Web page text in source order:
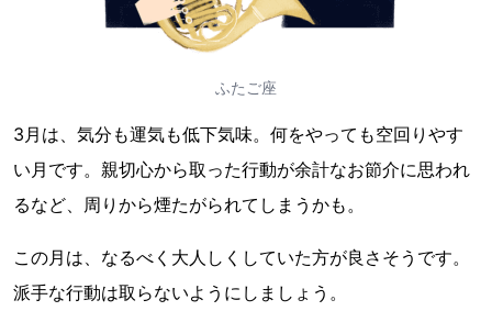
ふたご座
3月は、気分も運気も低下気味。何をやっても空回りやす
い月です。親切心から取った行動が余計なお節介に思われ
るなど、周りから煙たがられてしまうかも。
この月は、なるべく大人しくしていた方が良さそうです。
派手な行動は取らないようにしましょう。